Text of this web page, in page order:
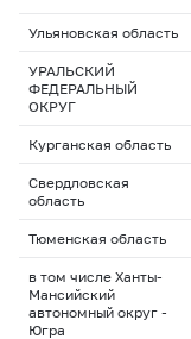
Ульяновская область
УРАЛЬСКИЙ
ФЕДЕРАЛЬНЫЙ
ОКРУГ
Курганская область
Свердловская
область
Тюменская область
в том числе Ханты-
Мансийский
автономный округ -
Югра